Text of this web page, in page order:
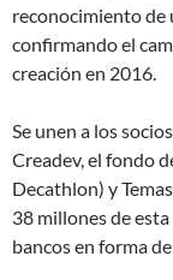
reconocimiento de
confirmando el
creación en 2016.
Se unen a los
Creadev, el fondo
Decathlon) y
38 millones de
bancos en forma